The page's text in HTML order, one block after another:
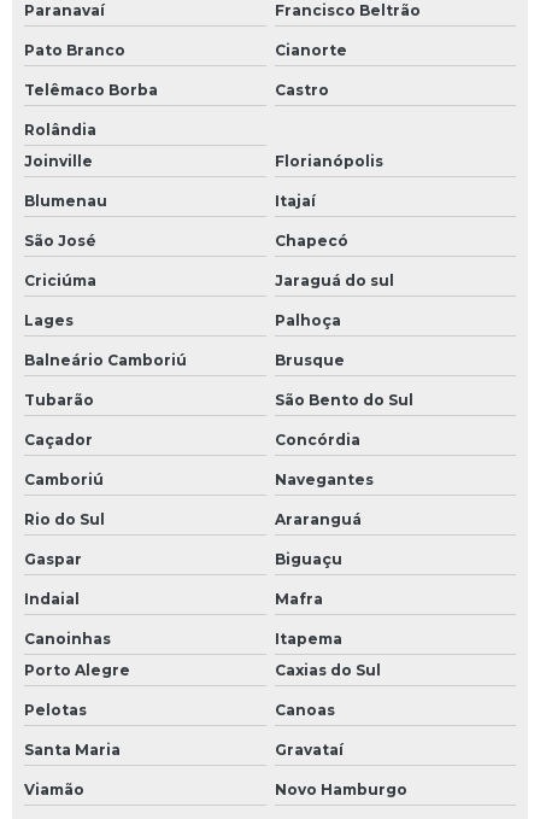
Paranavaí Francisco Beltrão
Pato Branco Cianorte
Telêmaco Borba Castro
Rolândia
Joinville
Florianópolis
Blumenau Itajaí
São José Chapecó
Criciúma Jaraguá do sul
Lages Palhoça
Balneário Camboriú Brusque
Tubarão São Bento do Sul
Caçador Concórdia
Camboriú Navegantes
Rio do Sul Araranguá
Gaspar Biguaçu
Indaial Mafra
Canoinhas
Itapema
Porto Alegre
Caxias do Sul
Pelotas Canoas
Santa Maria Gravataí
Viamão Novo Hamburgo